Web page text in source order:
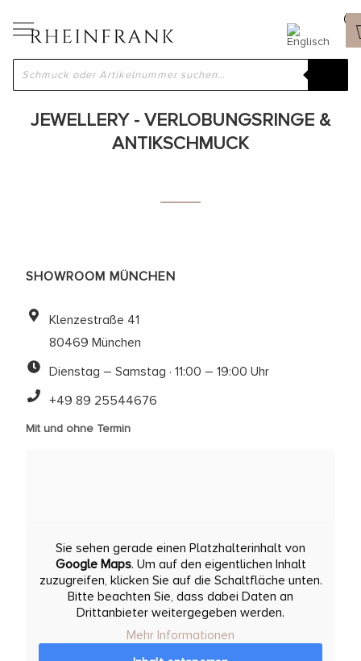
SO FINDEN SIE UNS:
KONTAKT - RHEINFRANK - ANTIQUE
JEWELLERY - VERLOBUNGSRINGE &
ANTIKSCHMUCK
SHOWROOM MÜNCHEN
Klenzestraße 41
80469 München
Dienstag – Samstag · 11:00 – 19:00 Uhr
+49 89 25544676
Mit und ohne Termin
Sie sehen gerade einen Platzhalterinhalt von
Google Maps. Um auf den eigentlichen Inhalt
zuzugreifen, klicken Sie auf die Schaltfläche unten.
Bitte beachten Sie, dass dabei Daten an
Drittanbieter weitergegeben werden.
Mehr Informationen